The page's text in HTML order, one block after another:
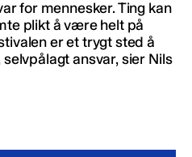
for mennesker. Ting kan
plikt å være helt på
er et trygt sted å
ansvar, sier Nils